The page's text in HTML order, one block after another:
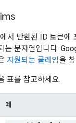
서 반환된 ID 토큰에
는 문자열입니다.
지원되는 클레임을
표를 참고하세요.
예